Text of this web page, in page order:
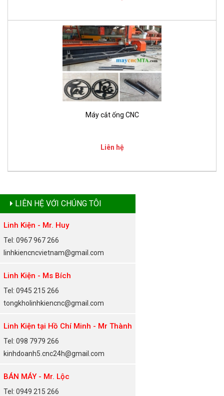
Máy cắt ống CNC
Liên hệ
LIÊN HỆ VỚI CHÚNG TÔI
Linh Kiện - Mr. Huy
Tel: 0967 967 266
linhkiencncvietnam@gmail.com
Linh Kiện - Ms Bích
Tel: 0945 215 266
tongkholinhkiencnc@gmail.com
Linh Kiện tại Hồ Chí Minh - Mr Thành
Tel: 098 7979 266
kinhdoanh5.cnc24h@gmail.com
BÁN MÁY - Mr. Lộc
Tel: 0949 215 266